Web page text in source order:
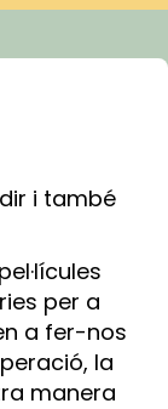
i també
per a
a fer-nos
la
manera